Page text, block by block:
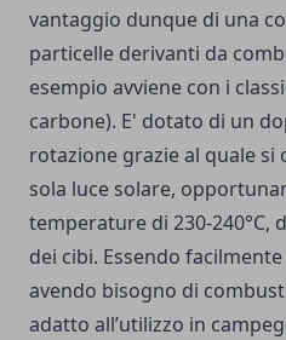
vantaggio dunque di una
particelle derivanti da
esempio avviene con i
carbone). E' dotato di un
rotazione grazie al quale si
sola luce solare,
temperature di 230-240°C,
dei cibi. Essendo
avendo bisogno di
adatto all’utilizzo in